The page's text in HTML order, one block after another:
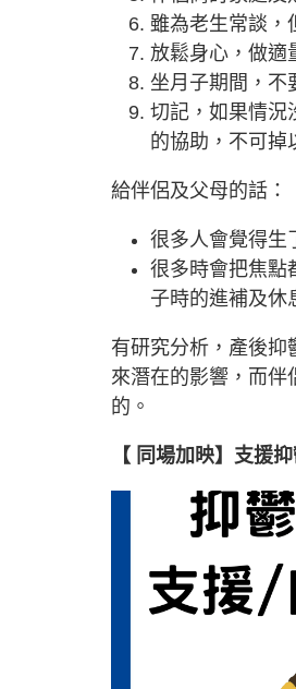
雖為老生常談，
放鬆身心，做適
坐月子期間，不
切記，如果情況
的協助，不可掉
給伴侶及父母的話：
很多人會覺得生
很多時會把焦點
子時的進補及休
有研究分析，產後抑
來潛在的影響，而伴
的。
【 同場加映】支援